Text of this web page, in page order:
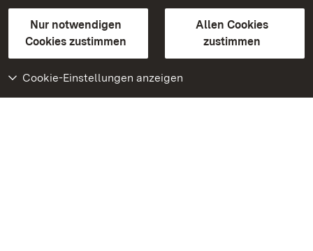
Nur notwendigen
Cookies zustimmen
Allen Cookies
zustimmen
Cookie-Einstellungen anzeigen
GebärdenspracheLeichte Sprache
Erklärung zur Barrierefreiheit
BITV-konform (geprüfte Seiten)
Weiteres